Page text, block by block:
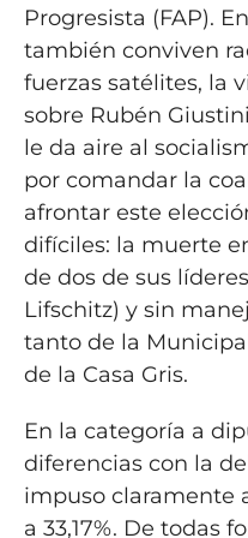
Progresista (FAP).
también conviven
fuerzas satélites, la
sobre Rubén
le da aire al
por comandar la
afrontar este
difíciles: la muerte
de dos de sus
Lifschitz) y sin
tanto de la
de la Casa Gris.
En la categoría a
diferencias con la
impuso claramente
a 33,17%. De todas